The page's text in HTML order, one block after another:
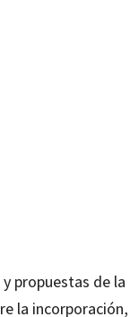
propuestas de
la